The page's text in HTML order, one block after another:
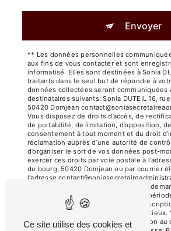
Envoyer
** Les données personnelles
aux fins de vous contacter et sont
informatisé. Elles sont destinées à Sonia
traitants dans le seul but de répondre à
données collectées seront communiquées
destinataires suivants: Sonia DUTEIL 16,
50420 Domjean
Vous disposez de droits d’accès, de
de portabilité, de limitation, d’opposition,
consentement à tout moment et du droit
réclamation auprès d’une autorité de
d’organiser le sort de vos données post-
exercer ces droits par voie postale à
du bourg, 50420 Domjean ou par courrier
l'adresse
justificatif d'identité pourra vous être
conservons vos données pendant la
contact puis pendant la durée de
probatoires et de gestion des contentieux.
de vous inscrire sur la liste d'opposition au
Ce site utilise des cookies et